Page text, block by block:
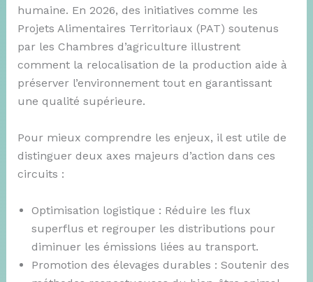
humaine. En 2026, des initiatives comme les
Projets Alimentaires Territoriaux (PAT) soutenus
par les Chambres d’agriculture illustrent
comment la relocalisation de la production aide à
préserver l’environnement tout en garantissant
une qualité supérieure.
Pour mieux comprendre les enjeux, il est utile de
distinguer deux axes majeurs d’action dans ces
circuits :
Optimisation logistique : Réduire les flux
superflus et regrouper les distributions pour
diminuer les émissions liées au transport.
Promotion des élevages durables : Soutenir des